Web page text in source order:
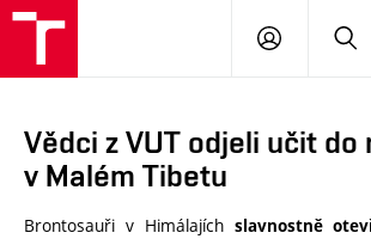
PŘIHLÁSIT
Vědci z VUT odjeli učit do
v Malém Tibetu
Brontosauři v Himálajích slavnostně